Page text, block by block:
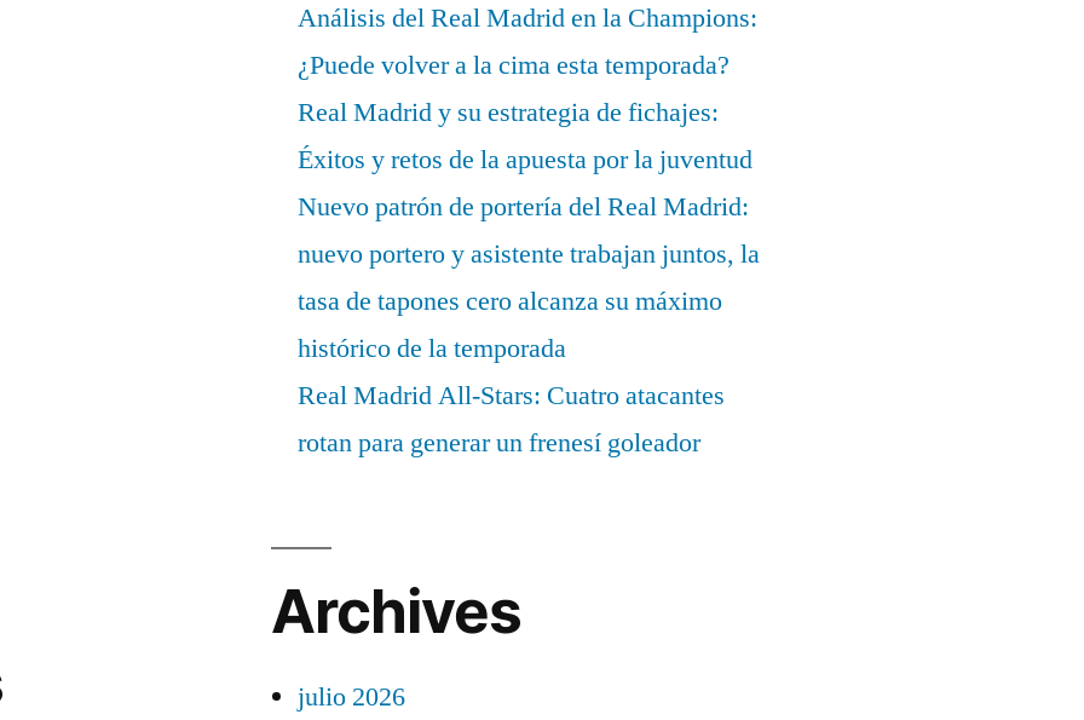
Análisis del Real Madrid en la Champions:
¿Puede volver a la cima esta temporada?
Real Madrid y su estrategia de fichajes:
Éxitos y retos de la apuesta por la juventud
Nuevo patrón de portería del Real Madrid:
nuevo portero y asistente trabajan juntos, la
tasa de tapones cero alcanza su máximo
histórico de la temporada
Real Madrid All-Stars: Cuatro atacantes
rotan para generar un frenesí goleador
Archives
julio 2026